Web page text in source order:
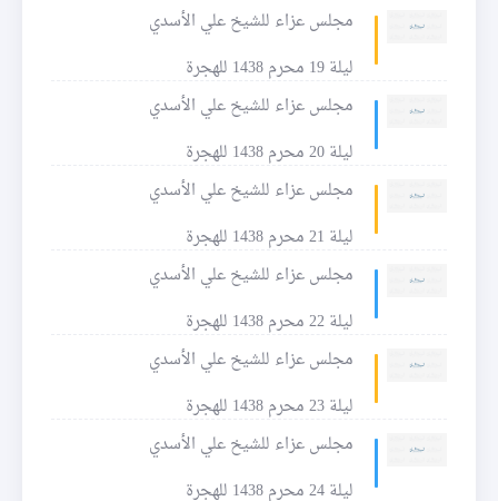
مجلس عزاء للشيخ علي الأسدي
ليلة 19 محرم 1438 للهجرة
مجلس عزاء للشيخ علي الأسدي
ليلة 20 محرم 1438 للهجرة
مجلس عزاء للشيخ علي الأسدي
ليلة 21 محرم 1438 للهجرة
مجلس عزاء للشيخ علي الأسدي
ليلة 22 محرم 1438 للهجرة
مجلس عزاء للشيخ علي الأسدي
ليلة 23 محرم 1438 للهجرة
مجلس عزاء للشيخ علي الأسدي
ليلة 24 محرم 1438 للهجرة